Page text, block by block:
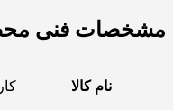
مشخصات فنی
نام کالا